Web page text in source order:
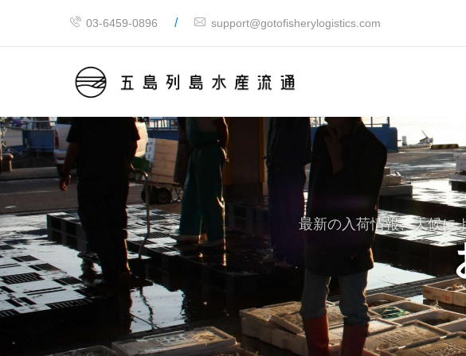
03-6459-0896 / support@gotofisherylogistics.com
最新の入荷情報、天候に